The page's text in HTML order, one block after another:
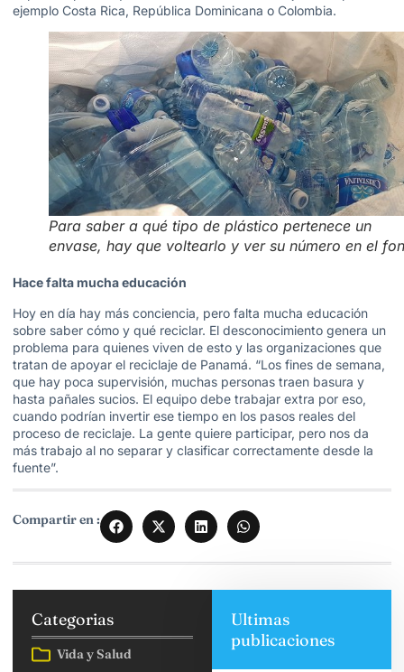
ejemplo Costa Rica, República Dominicana o Colombia.
Para saber a qué tipo de plástico pertenece un
envase, hay que voltearlo y ver su número en el
Hace falta mucha educación
Hoy en día hay más conciencia, pero falta mucha educación
sobre saber cómo y qué reciclar. El desconocimiento genera un
problema para quienes viven de esto y las organizaciones que
tratan de apoyar el reciclaje de Panamá. “Los fines de semana,
que hay poca supervisión, muchas personas traen basura y
hasta pañales sucios. El equipo debe trabajar extra por eso,
cuando podrían invertir ese tiempo en los pasos reales del
proceso de reciclaje. La gente quiere participar, pero nos da
más trabajo al no separar y clasificar correctamente desde la
fuente”.
Compartir en :
Categorias
Vida y Salud
Ultimas
publicaciones